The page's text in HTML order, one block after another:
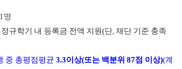
1명
규학기 내 등록금 전액 지원(단, 재단 기준 충족
중 총평점평균 3.3이상(또는 백분위 87점 이상)(계